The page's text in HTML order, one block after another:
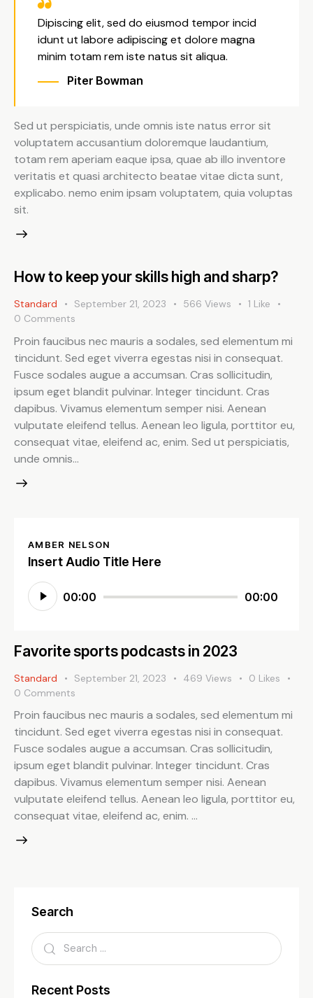
Dipiscing elit, sed do eiusmod tempor incid
idunt ut labore adipiscing et dolore magna
minim totam rem iste natus sit aliqua.
Piter Bowman
Sed ut perspiciatis, unde omnis iste natus error sit
voluptatem accusantium doloremque laudantium,
totam rem aperiam eaque ipsa, quae ab illo inventore
veritatis et quasi architecto beatae vitae dicta sunt,
explicabo. nemo enim ipsam voluptatem, quia voluptas
sit.
How to keep your skills high and sharp?
Standard September 21, 2023 566 Views 1 Like
0 Comments
Proin faucibus nec mauris a sodales, sed elementum mi
tincidunt. Sed eget viverra egestas nisi in consequat.
Fusce sodales augue a accumsan. Cras sollicitudin,
ipsum eget blandit pulvinar. Integer tincidunt. Cras
dapibus. Vivamus elementum semper nisi. Aenean
vulputate eleifend tellus. Aenean leo ligula, porttitor eu,
consequat vitae, eleifend ac, enim. Sed ut perspiciatis,
unde omnis…
AMBER NELSON
Insert Audio Title Here
Audio
Player 00:00 00:00
Favorite sports podcasts in 2023
Standard September 21, 2023 469 Views 0 Likes
0 Comments
Proin faucibus nec mauris a sodales, sed elementum mi
tincidunt. Sed eget viverra egestas nisi in consequat.
Fusce sodales augue a accumsan. Cras sollicitudin,
ipsum eget blandit pulvinar. Integer tincidunt. Cras
dapibus. Vivamus elementum semper nisi. Aenean
vulputate eleifend tellus. Aenean leo ligula, porttitor eu,
consequat vitae, eleifend ac, enim. …
Search
Recent Posts